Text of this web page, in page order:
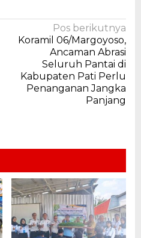
Pos berikutnya
Koramil 06/Margoyoso,
Ancaman Abrasi
Seluruh Pantai di
Kabupaten Pati Perlu
Penanganan Jangka
Panjang